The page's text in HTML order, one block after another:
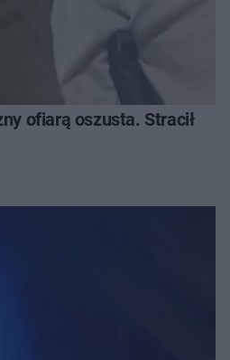
ofiarą oszusta. Stracił